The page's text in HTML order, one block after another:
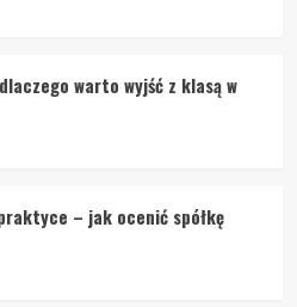
warto wyjść z klasą w
– jak ocenić spółkę